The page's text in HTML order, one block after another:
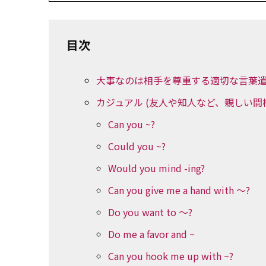
目次
大事なのは相手を尊重する適切な言葉
カジュアル (友人や知人など、親しい間
Can you ~?
Could you ~?
Would you mind -ing?
Can you give me a hand with ～?
Do you want to ～?
Do me a favor and ~
Can you hook me up with ~?